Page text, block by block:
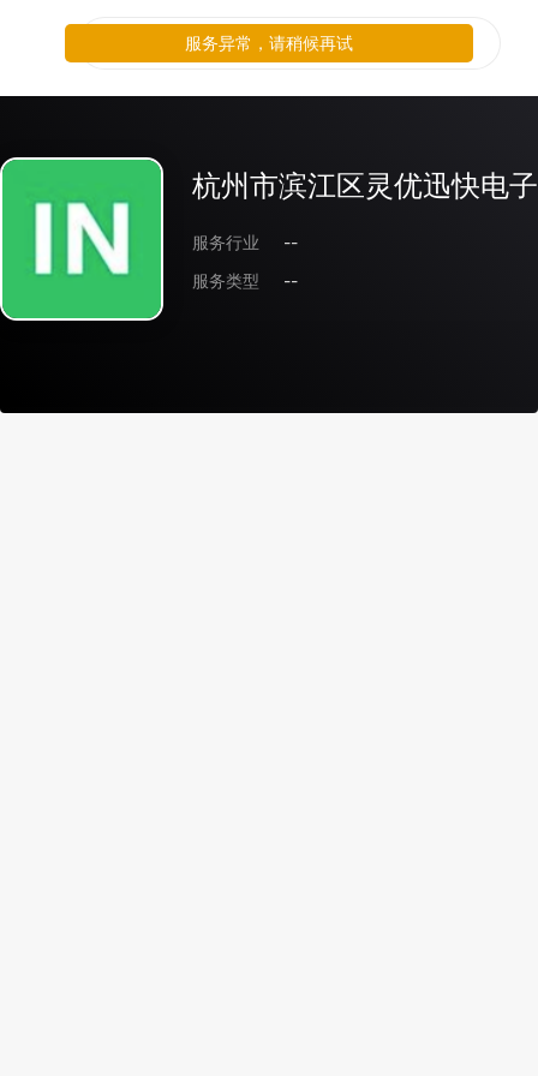
杭州市滨江区灵优迅快电
服务行业
--
服务类型
--
服务异常，请稍候再试